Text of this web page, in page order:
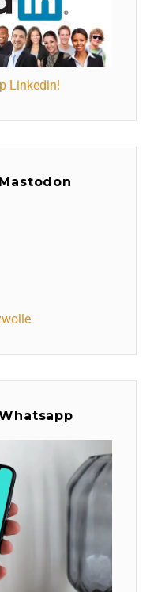
Linkedin!